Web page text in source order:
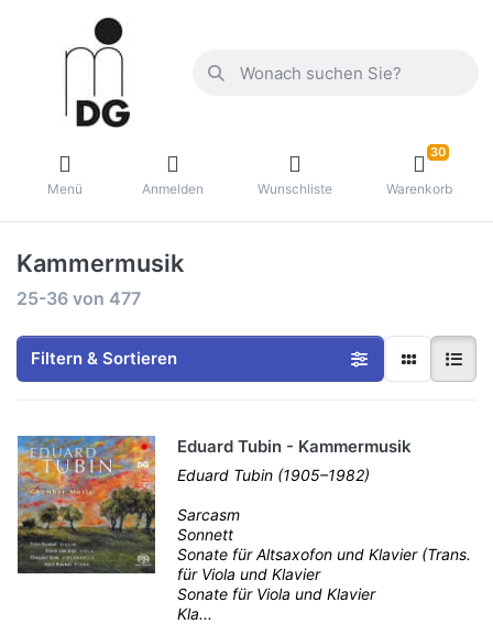
Menü Anmelden Wunschliste
30
Warenkorb
Kammermusik
25-36 von 477
Filtern & Sortieren
Eduard Tubin - Kammermusik
Eduard Tubin (1905–1982)
Sarcasm
Sonnett
Sonate für Altsaxofon und Klavier (Trans.
für Viola und Klavier
Sonate für Viola und Klavier
Kla...